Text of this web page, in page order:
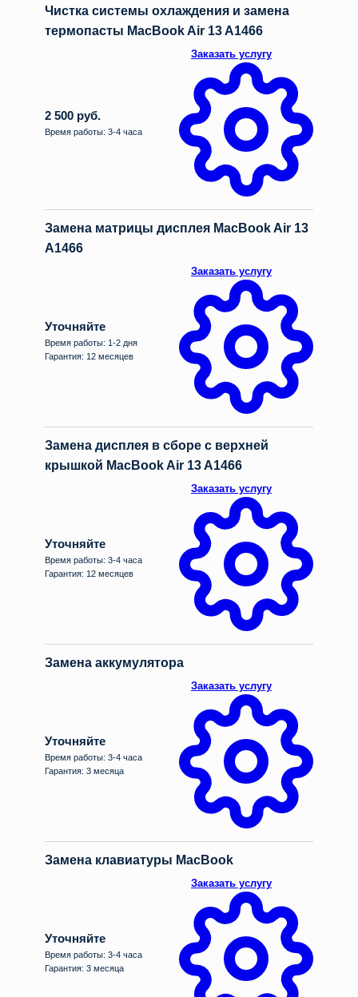
Чистка системы охлаждения и замена
термопасты MacBook Air 13 A1466
2 500 руб.
Время работы: 3-4 часа
Заказать услугу
Замена матрицы дисплея MacBook Air 13
A1466
Уточняйте
Время работы: 1-2 дня
Гарантия: 12 месяцев
Заказать услугу
Замена дисплея в сборе с верхней
крышкой MacBook Air 13 A1466
Уточняйте
Время работы: 3-4 часа
Гарантия: 12 месяцев
Заказать услугу
Замена аккумулятора
Уточняйте
Время работы: 3-4 часа
Гарантия: 3 месяца
Заказать услугу
Замена клавиатуры MacBook
Уточняйте
Время работы: 3-4 часа
Гарантия: 3 месяца
Заказать услугу